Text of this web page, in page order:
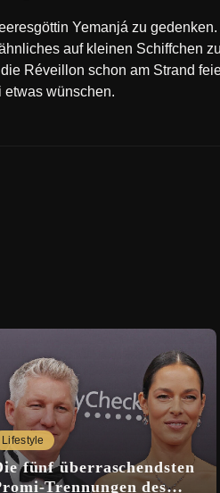
Yemanjá zu
auf kleinen Schiffchen
Réveillon schon am Strand
etwas wünschen.
Lifestyle
fünf überraschendsten
Trennungen des